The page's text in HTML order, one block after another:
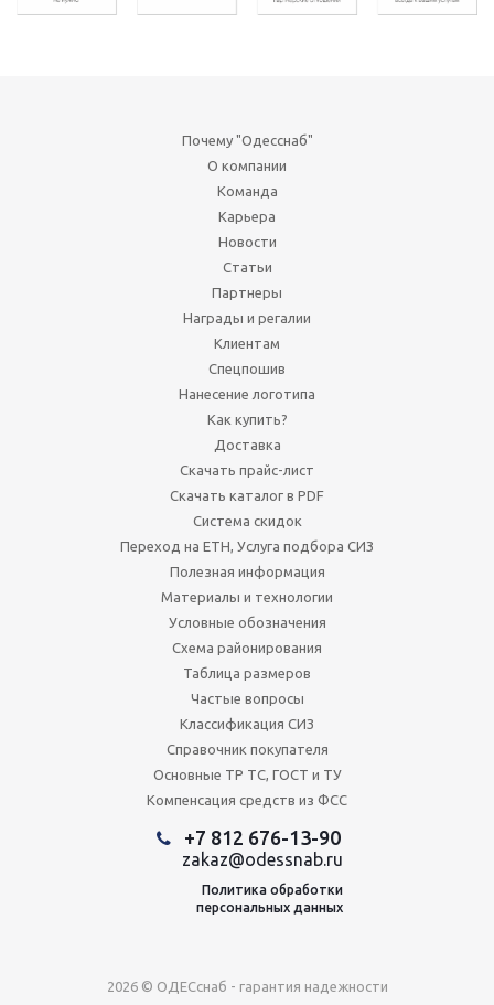
Почему "Одесснаб"
О компании
Команда
Карьера
Новости
Статьи
Партнеры
Награды и регалии
Клиентам
Спецпошив
Нанесение логотипа
Как купить?
Доставка
Скачать прайс-лист
Скачать каталог в PDF
Система скидок
Переход на ЕТН, Услуга подбора СИЗ
Полезная информация
Материалы и технологии
Условные обозначения
Схема районирования
Таблица размеров
Частые вопросы
Классификация СИЗ
Справочник покупателя
Основные ТР ТС, ГОСТ и ТУ
Компенсация средств из ФСС
+7 812 676-13-90
zakaz@odessnab.ru
Политика обработки
персональных данных
2026 © ОДЕСснаб - гарантия надежности